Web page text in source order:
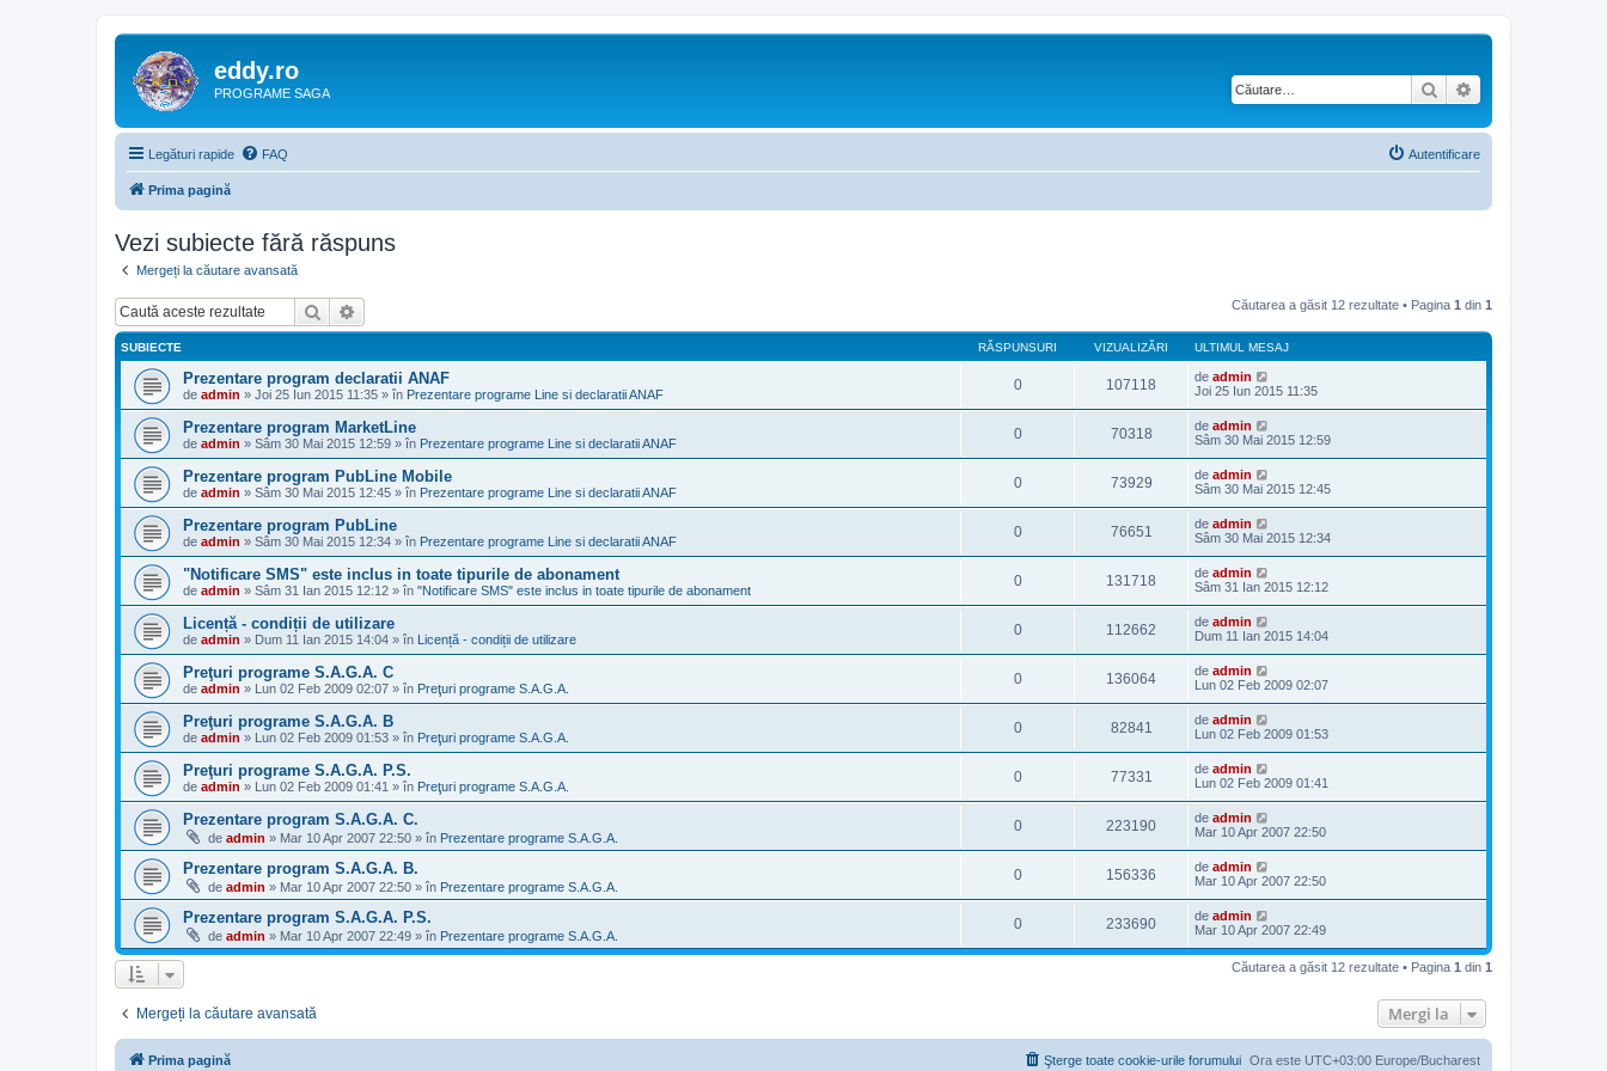
eddy.ro
PROGRAME SAGA Căutare
Legături rapide FAQ Autentificare
Prima pagină
Vezi subiecte fără răspuns
Mergeți la căutare avansată
Căutare Căutarea a găsit 12 rezultate • Pagina 1 din 1
SUBIECTE RĂSPUNSURI VIZUALIZĂRI ULTIMUL MESAJ
Prezentare program declaratii ANAF
de admin » Joi 25 Iun 2015 11:35 » în Prezentare programe Line si declaratii ANAF
0 107118 de admin
Joi 25 Iun 2015 11:35
Prezentare program MarketLine
de admin » Sâm 30 Mai 2015 12:59 » în Prezentare programe Line si declaratii ANAF
0 70318 de admin
Sâm 30 Mai 2015 12:59
Prezentare program PubLine Mobile
de admin » Sâm 30 Mai 2015 12:45 » în Prezentare programe Line si declaratii ANAF
0 73929 de admin
Sâm 30 Mai 2015 12:45
Prezentare program PubLine
de admin » Sâm 30 Mai 2015 12:34 » în Prezentare programe Line si declaratii ANAF
0 76651 de admin
Sâm 30 Mai 2015 12:34
"Notificare SMS" este inclus in toate tipurile de abonament
de admin » Sâm 31 Ian 2015 12:12 » în "Notificare SMS" este inclus in toate tipurile de abonament
0 131718 de admin
Sâm 31 Ian 2015 12:12
Licență - condiții de utilizare
de admin » Dum 11 Ian 2015 14:04 » în Licență - condiții de utilizare
0 112662 de admin
Dum 11 Ian 2015 14:04
Preţuri programe S.A.G.A. C
de admin » Lun 02 Feb 2009 02:07 » în Preţuri programe S.A.G.A.
0 136064 de admin
Lun 02 Feb 2009 02:07
Preţuri programe S.A.G.A. B
de admin » Lun 02 Feb 2009 01:53 » în Preţuri programe S.A.G.A.
0 82841 de admin
Lun 02 Feb 2009 01:53
Preţuri programe S.A.G.A. P.S.
de admin » Lun 02 Feb 2009 01:41 » în Preţuri programe S.A.G.A.
0 77331 de admin
Lun 02 Feb 2009 01:41
Prezentare program S.A.G.A. C.
de admin » Mar 10 Apr 2007 22:50 » în Prezentare programe S.A.G.A.
0 223190 de admin
Mar 10 Apr 2007 22:50
Prezentare program S.A.G.A. B.
de admin » Mar 10 Apr 2007 22:50 » în Prezentare programe S.A.G.A.
0 156336 de admin
Mar 10 Apr 2007 22:50
Prezentare program S.A.G.A. P.S.
de admin » Mar 10 Apr 2007 22:49 » în Prezentare programe S.A.G.A.
0 233690 de admin
Mar 10 Apr 2007 22:49
Căutarea a găsit 12 rezultate • Pagina 1 din 1
Mergeți la căutare avansată Mergi la
Prima pagină Ora este UTC+03:00 Europe/Bucharest
Şterge toate cookie-urile forumului